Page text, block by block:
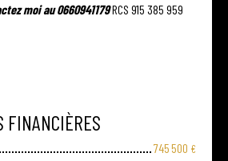
moi au 0660941179RCS 915 385 959
FINANCIÈRES
745 500 €